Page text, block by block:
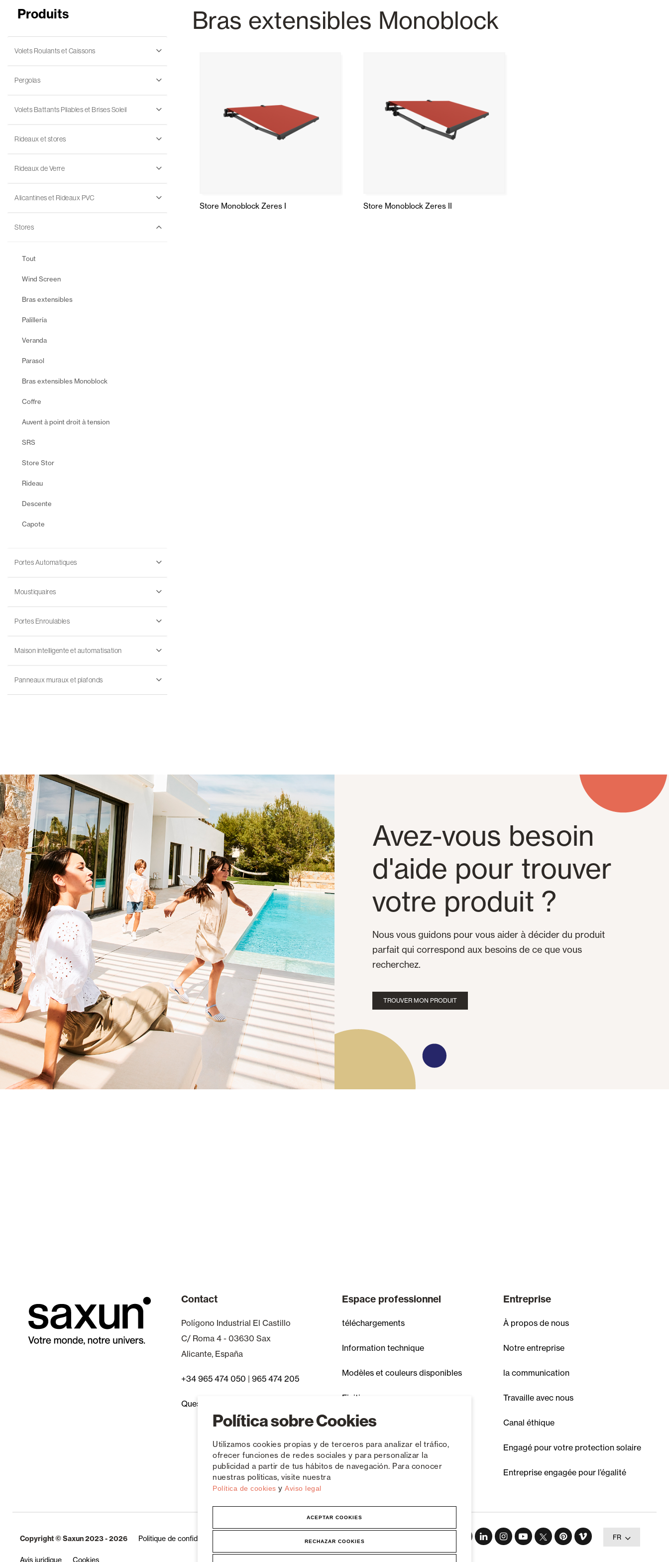
Política sobre Cookies
Utilizamos cookies propias y de terceros para analizar el tráfico,
ofrecer funciones de redes sociales y para personalizar la
publicidad a partir de tus hábitos de navegación. Para conocer
nuestras políticas, visite nuestra
Política de cookies y Aviso legal
ACEPTAR COOKIES
RECHAZAR COOKIES
Rideaux de Verre Alicantines et Rideaux PVC Stores
Portes Enroulables Maison intelligente et automatisation
Produits
Volets Roulants et Caissons
Pergolas
Volets Battants Pliables et Brises Soleil
Rideaux et stores
Rideaux de Verre
Alicantines et Rideaux PVC
Stores
Tout
Wind Screen
Bras extensibles
Palillería
Veranda
Parasol
Bras extensibles Monoblock
Coffre
Auvent à point droit à tension
SRS
Store Stor
Rideau
Descente
Capote
Portes Automatiques
Moustiquaires
Portes Enroulables
Maison intelligente et automatisation
Panneaux muraux et plafonds
Bras extensibles Monoblock
Store Monoblock Zeres I Store Monoblock Zeres II
Avez-vous besoin
d'aide pour trouver
votre produit ?
Nous vous guidons pour vous aider à décider du produit
parfait qui correspond aux besoins de ce que vous
recherchez.
TROUVER MON PRODUIT
Contact
Polígono Industrial El Castillo
C/ Roma 4 - 03630 Sax
Alicante, España
+34 965 474 050 | 965 474 205
Questions fréquentes
Espace professionnel
téléchargements
Information technique
Modèles et couleurs disponibles
Finitions
Articles discontinués
Entreprise
À propos de nous
Notre entreprise
la communication
Travaille avec nous
Canal éthique
Engagé pour votre protection solaire
Entreprise engagée pour l’égalité
Copyright © Saxun 2023 - 2026 Politique de confidentialité
Avis juridique Cookies
FR